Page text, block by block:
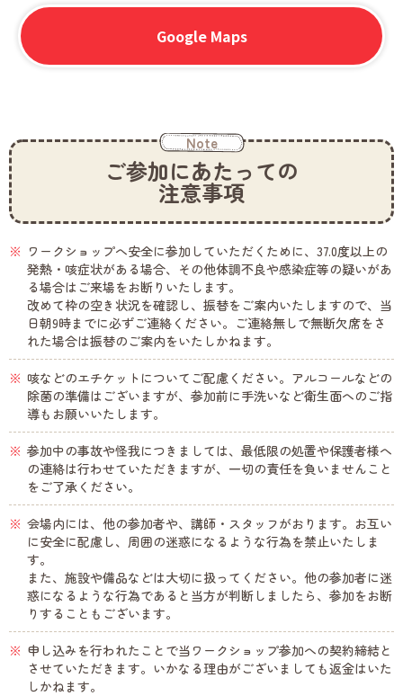
Google Maps
Note
ご参加にあたっての
注意事項
ワークショップへ安全に参加していただくために、37.0度以上の
発熱・咳症状がある場合、その他体調不良や感染症等の疑いがあ
る場合はご来場をお断りいたします。
改めて枠の空き状況を確認し、振替をご案内いたしますので、当
日朝9時までに必ずご連絡ください。ご連絡無しで無断欠席をさ
れた場合は振替のご案内をいたしかねます。
咳などのエチケットについてご配慮ください。アルコールなどの
除菌の準備はございますが、参加前に手洗いなど衛生面へのご指
導もお願いいたします。
参加中の事故や怪我につきましては、最低限の処置や保護者様へ
の連絡は行わせていただきますが、一切の責任を負いませんこと
をご了承ください。
会場内には、他の参加者や、講師・スタッフがおります。お互い
に安全に配慮し、周囲の迷惑になるような行為を禁止いたしま
す。
また、施設や備品などは大切に扱ってください。他の参加者に迷
惑になるような行為であると当方が判断しましたら、参加をお断
りすることもございます。
申し込みを行われたことで当ワークショップ参加への契約締結と
させていただきます。いかなる理由がございましても返金はいた
しかねます。